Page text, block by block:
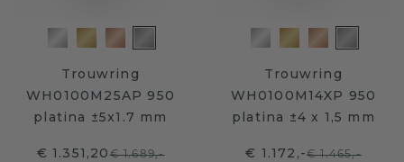
Trouwring
WH0100M25AP 950
platina ±5x1.7 mm
€ 1.351,20€ 1.689,-
Trouwring
WH0100M14XP 950
platina ±4 x 1,5 mm
€ 1.172,-€ 1.465,-